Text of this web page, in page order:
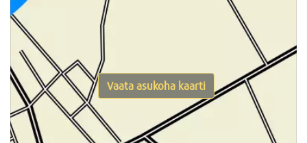
Vaata asukoha kaarti